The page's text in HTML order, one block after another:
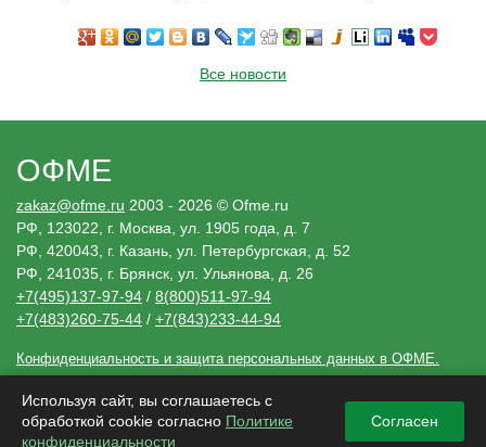
Все новости
Конфиденциальность и защита персональных данных в ОФМЕ.
Сведения, размещенные ofme.ru, носят исключительно информационный
характер и не являются публичной офертой (ст. 437 Гражданского кодекса РФ).
Убедительная просьба, дополнительно уточнять указанные данные по
электронной почте или контактным телефонам.
ОФМЕ
zakaz@ofme.ru 2003 - 2026 © Ofme.ru
РФ, 123022, г. Москва, ул. 1905 года, д. 7
РФ, 420043, г. Казань, ул. Петербургская, д. 52
РФ, 241035, г. Брянск, ул. Ульянова, д. 26
+7(495)137-97-94 / 8(800)511-97-94
+7(483)260-75-44 / +7(843)233-44-94
Используя сайт, вы соглашаетесь с
обработкой cookie согласно Политике
конфиденциальности
Согласен